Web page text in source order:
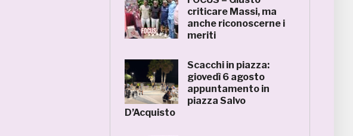
criticare Massi, ma
anche riconoscerne i
meriti
Scacchi in piazza:
giovedì 6 agosto
appuntamento in
piazza Salvo
D’Acquisto